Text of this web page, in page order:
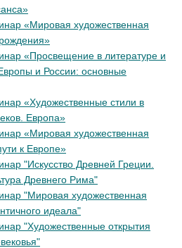
«Мировая художественная
«Просвещение в литературе и
и России: основные
«Художественные стили в
Европа»
«Мировая художественная
к Европе»
"Искусство Древней Греции.
Древнего Рима"
"Мировая художественная
идеала"
"Художественные открытия